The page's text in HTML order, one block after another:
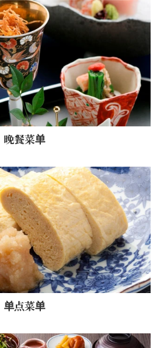
晚餐菜单
单点菜单